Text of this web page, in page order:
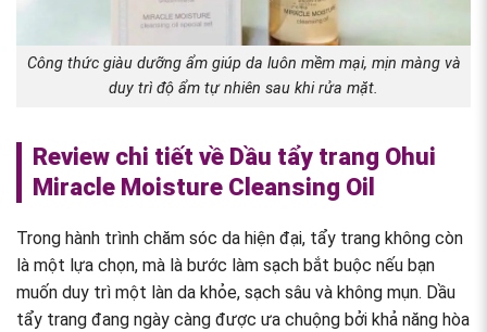
Công thức giàu dưỡng ẩm giúp da luôn mềm mại, mịn màng và
duy trì độ ẩm tự nhiên sau khi rửa mặt.
Review chi tiết về Dầu tẩy trang Ohui
Miracle Moisture Cleansing Oil
Trong hành trình chăm sóc da hiện đại, tẩy trang không còn
là một lựa chọn, mà là bước làm sạch bắt buộc nếu bạn
muốn duy trì một làn da khỏe, sạch sâu và không mụn. Dầu
tẩy trang đang ngày càng được ưa chuộng bởi khả năng hòa